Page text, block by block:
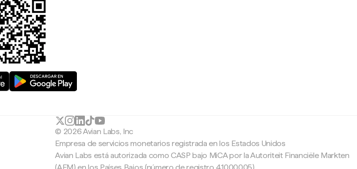
© 2026 Avian Labs, Inc
Empresa de servicios monetarios registrada en los Estados Unidos
Avian Labs está autorizada como CASP bajo MiCA por la Autoriteit Financiële Markten